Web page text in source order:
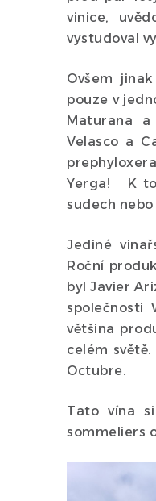
vinice,
vystudoval
Ovšem
pouze v
Maturana
Velasco a
Yerga! K
sudech
Jediné
Roční
byl Javier
společnosti
většina
celém
Octubre.
Tato vína
sommeliers